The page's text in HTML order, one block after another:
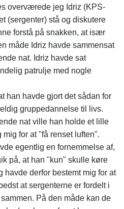
overværede jeg Idriz (KPS-
(sergenter) stå og diskutere
forstå på snakken, at især
måde Idriz havde sammensat
nat. Idriz havde sat
patrulje med nogle
han havde gjort det sådan for
gruppedannelse til livs.
nat ville han holde et lille
for at "få renset luften".
egentlig en fornemmelse af,
på, at han "kun" skulle køre
havde derfor bestemt mig for at
at sergenterne er fordelt i
På den måde kan de